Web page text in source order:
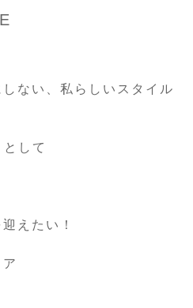
ない、私らしいスタイル
して
えたい！